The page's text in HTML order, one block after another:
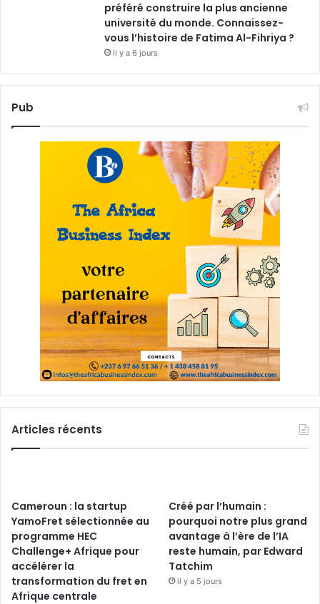
préféré construire la plus ancienne
université du monde. Connaissez-
vous l’histoire de Fatima Al-Fihriya ?
il y a 6 jours
Pub
Articles récents
Cameroun : la startup
YamoFret sélectionnée au
programme HEC
Challenge+ Afrique pour
accélérer la
transformation du fret en
Afrique centrale
Créé par l’humain :
pourquoi notre plus grand
avantage à l’ère de l’IA
reste humain, par Edward
Tatchim
il y a 5 jours